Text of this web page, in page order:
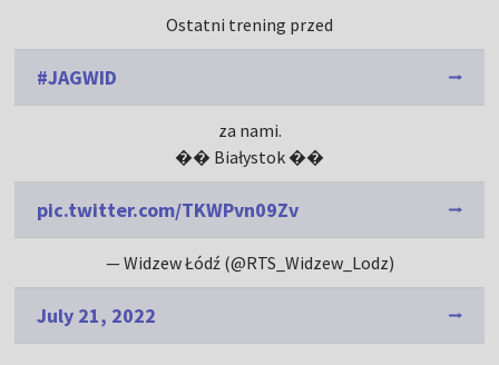
Ostatni trening przed
#JAGWID
za nami.
�� Białystok ��
pic.twitter.com/TKWPvn09Zv
— Widzew Łódź (@RTS_Widzew_Lodz)
July 21, 2022